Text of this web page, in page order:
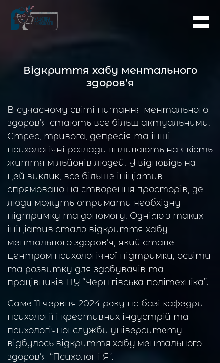
Відкриття хабу ментального
здоров’я
В сучасному світі питання ментального
здоров’я стають все більш актуальними.
Стрес, тривога, депресія та інші
психологічні розлади впливають на якість
життя мільйонів людей. У відповідь на
цей виклик, все більше ініціатив
спрямовано на створення просторів, де
люди можуть отримати необхідну
підтримку та допомогу. Однією з таких
ініціатив стало відкриття хабу
ментального здоров’я, який стане
центром психологічної підтримки, освіти
та розвитку для здобувачів та
працівників НУ “Чернігівська політехніка”.
Саме 11 червня 2024 року на базі кафедри
психології і креативних індустрій та
психологічної служби університету
відбулось відкриття хабу ментального
здоров’я “Психолог і Я”.